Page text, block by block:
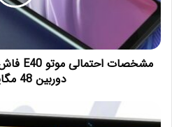
دوربین 48 مگاپیکسلی